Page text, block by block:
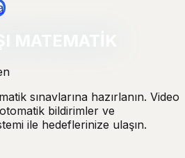
sınavlarına hazırlanın. Video
bildirimler ve
ile hedeflerinize ulaşın.